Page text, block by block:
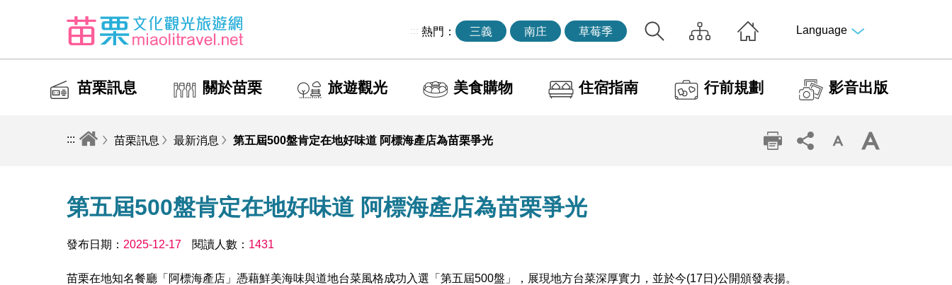
::: 熱門： 三義 南庄 草莓季 Language
苗栗訊息 關於苗栗 旅遊觀光 美食購物 住宿指南 行前規劃 影音出版
::: 苗栗訊息 最新消息 第五屆500盤肯定在地好味道 阿標海產店為苗栗爭光
第五屆500盤肯定在地好味道 阿標海產店為苗栗爭光
發布日期： 2025-12-17 閱讀人數： 1431
苗栗在地知名餐廳「阿標海產店」憑藉鮮美海味與道地台菜風格成功入選「第五屆500盤」，展現地方台菜深厚實力，並於今(17日)公開頒發表揚。